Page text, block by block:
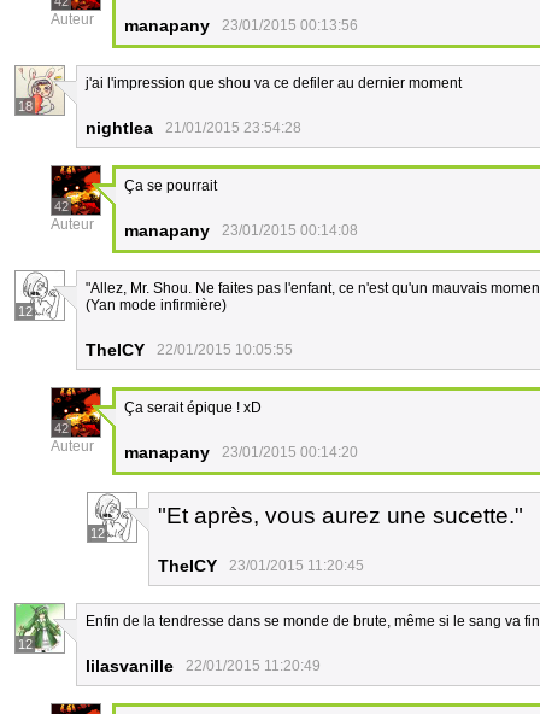
Auteur manapany 23/01/2015 00:13:56
18
j'ai l'impression que shou va ce defiler au dernier moment
nightlea 21/01/2015 23:54:28
42
Auteur
Ça se pourrait
manapany 23/01/2015 00:14:08
12
"Allez, Mr. Shou. Ne faites pas l'enfant, ce n'est qu'un mauvais
(Yan mode infirmière)
TheICY 22/01/2015 10:05:55
42
Auteur
Ça serait épique ! xD
manapany 23/01/2015 00:14:20
12
"Et après, vous aurez une sucette."
TheICY 23/01/2015 11:20:45
12
Enfin de la tendresse dans se monde de brute, même si le sang va
lilasvanille 22/01/2015 11:20:49